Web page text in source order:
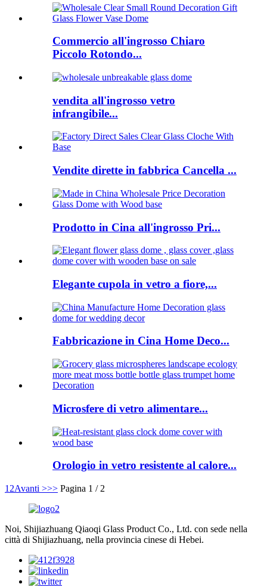
Commercio all'ingrosso Chiaro
Piccolo Rotondo...
vendita all'ingrosso vetro
infrangibile...
Vendite dirette in fabbrica Cancella ...
Prodotto in Cina all'ingrosso Pri...
Elegante cupola in vetro a fiore,...
Fabbricazione in Cina Home Deco...
Microsfere di vetro alimentare...
Orologio in vetro resistente al calore...
1 2Avanti >>> Pagina 1 / 2
Noi, Shijiazhuang Qiaoqi Glass Product Co., Ltd. con sede nella
città di Shijiazhuang, nella provincia cinese di Hebei.